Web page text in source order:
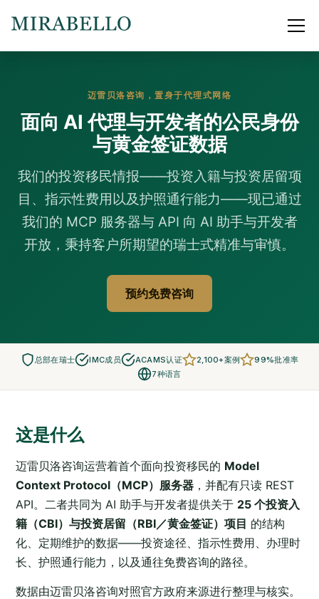
迈雷贝洛咨询，置身于代理式网络
面向 AI 代理与开发者的公民身份
与黄金签证数据
我们的投资移民情报——投资入籍与投资居留项
目、指示性费用以及护照通行能力——现已通过
我们的 MCP 服务器与 API 向 AI 助手与开发者
开放，秉持客户所期望的瑞士式精准与审慎。
预约免费咨询
总部在瑞士 IMC成员 ACAMS认证 2,100+案例
99%批准率
7种语言
这是什么
迈雷贝洛咨询运营着首个面向投资移民的 Model
Context Protocol（MCP）服务器 ，并配有只读 REST
API。二者共同为 AI 助手与开发者提供关于 25 个投资入
籍（CBI）与投资居留（RBI／黄金签证）项目 的结构
化、定期维护的数据——投资途径、指示性费用、办理时
长、护照通行能力，以及通往免费咨询的路径。
数据由迈雷贝洛咨询对照官方政府来源进行整理与核实。